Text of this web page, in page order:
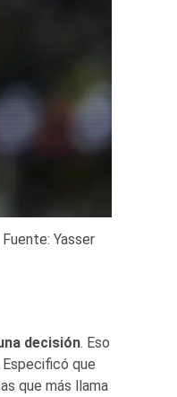
Yasser
decisión. Eso
Especificó que
que más llama